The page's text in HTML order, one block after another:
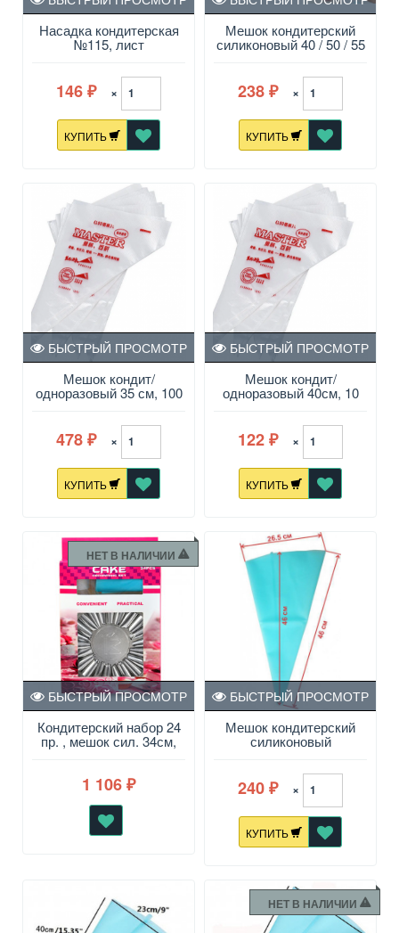
Насадка кондитерская
№115, лист
146 ₽ ×
КУПИТЬ
Мешок кондитерский
силиконовый 40 / 50 / 55
238 ₽ ×
КУПИТЬ
Мешок кондит/
одноразовый 35 см, 100
БЫСТРЫЙ ПРОСМОТР
478 ₽ ×
КУПИТЬ
Мешок кондит/
одноразовый 40см, 10
БЫСТРЫЙ ПРОСМОТР
122 ₽ ×
КУПИТЬ
НЕТ В НАЛИЧИИ
Кондитерский набор 24
пр. , мешок сил. 34см,
насадки нерж. - 22 шт.;
БЫСТРЫЙ ПРОСМОТР
1 106 ₽
Мешок кондитерский
силиконовый
БЫСТРЫЙ ПРОСМОТР
240 ₽ ×
КУПИТЬ
НЕТ В НАЛИЧИИ